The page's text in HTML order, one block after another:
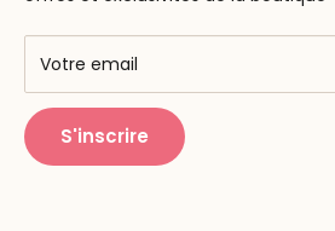
Centres de formation
Public Montessori
Votre email
S'inscrire